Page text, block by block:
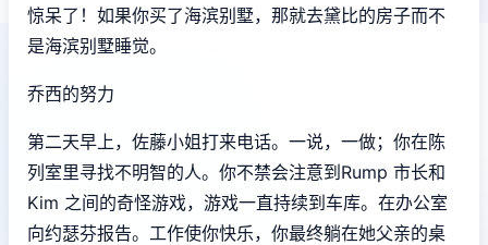
惊呆了！如果你买了海滨别墅，那就去黛比的房子而不
是海滨别墅睡觉。
乔西的努力
第二天早上，佐藤小姐打来电话。一说，一做；你在陈
列室里寻找不明智的人。你不禁会注意到Rump 市长和
Kim 之间的奇怪游戏，游戏一直持续到车库。在办公室
向约瑟芬报告。工作使你快乐，你最终躺在她父亲的桌